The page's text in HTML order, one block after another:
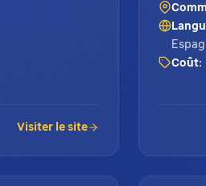
Visiter le site
Coût: